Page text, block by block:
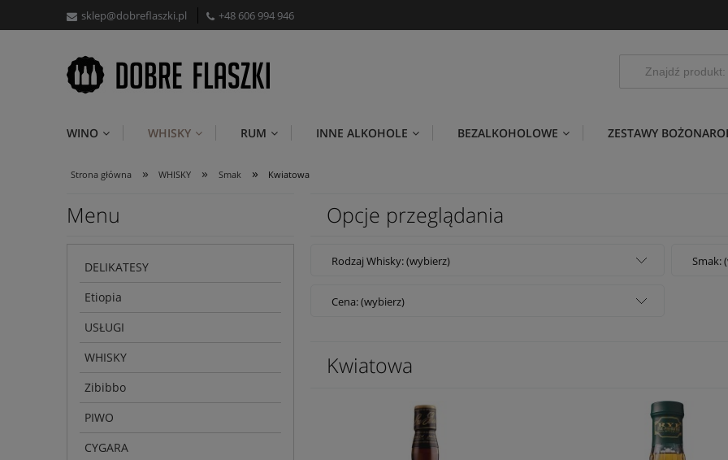
sklep@dobreflaszki.pl +48 606 994 946
WINO WHISKY RUM INNE ALKOHOLE BEZALKOHOLOWE ZESTAWY
Strona główna » WHISKY » Smak » Kwiatowa
Menu
DELIKATESY
Etiopia
USŁUGI
WHISKY
Zibibbo
PIWO
CYGARA
Opcje przeglądania
Rodzaj Whisky: (wybierz) Smak:
Cena: (wybierz)
Kwiatowa